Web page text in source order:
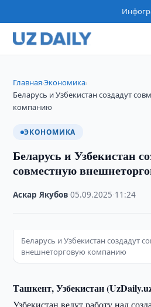
Главная›Экономика›
Беларусь и Узбекистан создадут
компанию
ЭКОНОМИКА
Беларусь и Узбекистан
совместную
Аскар Якубов ·05.09.2025 11:24
Беларусь и Узбекистан создадут
внешнеторговую компанию
Ташкент, Узбекистан
Узбекистан ведут работу над